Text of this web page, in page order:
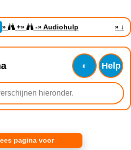
» +» -» Audiohulp » ↓
◐ Help
pagina voor